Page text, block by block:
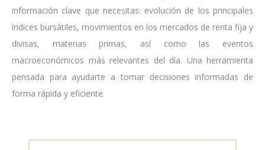
información clave que necesitas: evolución de los principales
índices bursátiles, movimientos en los mercados de renta fija y
divisas, materias primas, así como las eventos
macroeconómicos más relevantes del día. Una herramienta
pensada para ayudarte a tomar decisiones informadas de
forma rápida y eficiente.